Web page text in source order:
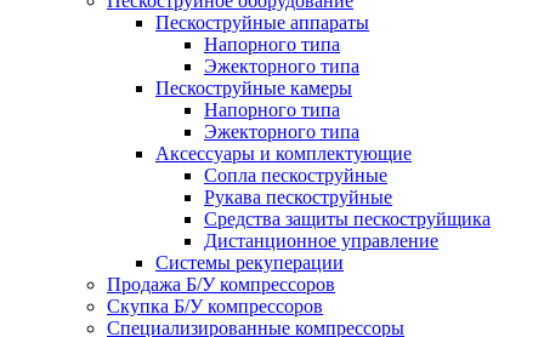
Пескоструйные аппараты
Напорного типа
Эжекторного типа
Пескоструйные камеры
Напорного типа
Эжекторного типа
Аксессуары и комплектующие
Сопла пескоструйные
Рукава пескоструйные
Средства защиты пескоструйщика
Дистанционное управление
Системы рекуперации
Продажа Б/У компрессоров
Скупка Б/У компрессоров
Специализированные компрессоры